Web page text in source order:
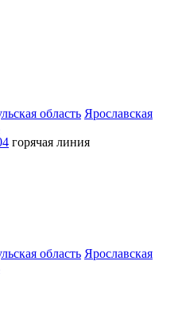
область Ярославская
горячая линия
область Ярославская